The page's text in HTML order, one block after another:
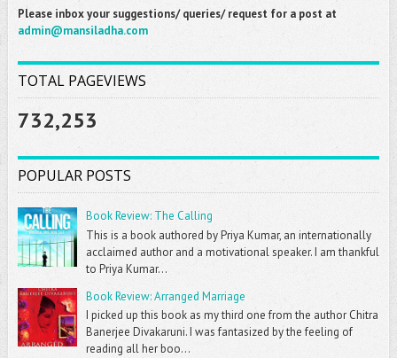
Please inbox your suggestions/ queries/ request for a post at
admin@mansiladha.com
TOTAL PAGEVIEWS
732,253
POPULAR POSTS
Book Review: The Calling
This is a book authored by Priya Kumar, an internationally
acclaimed author and a motivational speaker. I am thankful
to Priya Kumar...
Book Review: Arranged Marriage
I picked up this book as my third one from the author Chitra
Banerjee Divakaruni. I was fantasized by the feeling of
reading all her boo...